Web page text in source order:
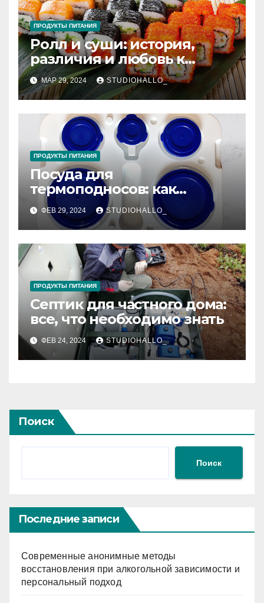
ПРОДУКТЫ ПИТАНИЯ
Ролл и суши: история,
различия и любовь к
японской кухне
МАР 29, 2024 STUDIOHALLO_
ПРОДУКТЫ ПИТАНИЯ
Посуда для
термоподносов: как
правильно выбрать и
использовать
ФЕВ 29, 2024 STUDIOHALLO_
ПРОДУКТЫ ПИТАНИЯ
Септик для частного дома:
все, что необходимо знать
ФЕВ 24, 2024 STUDIOHALLO_
Поиск
Поиск
Последние записи
Современные анонимные методы
восстановления при алкогольной зависимости и
персональный подход